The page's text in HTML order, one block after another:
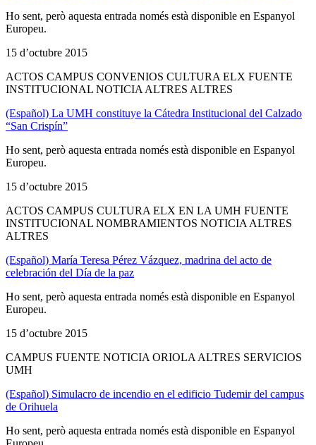
Ho sent, però aquesta entrada només està disponible en Espanyol
Europeu.
15 d’octubre 2015
ACTOS CAMPUS CONVENIOS CULTURA ELX FUENTE
INSTITUCIONAL NOTICIA ALTRES ALTRES
(Español) La UMH constituye la Cátedra Institucional del Calzado
“San Crispín”
Ho sent, però aquesta entrada només està disponible en Espanyol
Europeu.
15 d’octubre 2015
ACTOS CAMPUS CULTURA ELX EN LA UMH FUENTE
INSTITUCIONAL NOMBRAMIENTOS NOTICIA ALTRES
ALTRES
(Español) María Teresa Pérez Vázquez, madrina del acto de
celebración del Día de la paz
Ho sent, però aquesta entrada només està disponible en Espanyol
Europeu.
15 d’octubre 2015
CAMPUS FUENTE NOTICIA ORIOLA ALTRES SERVICIOS
UMH
(Español) Simulacro de incendio en el edificio Tudemir del campus
de Orihuela
Ho sent, però aquesta entrada només està disponible en Espanyol